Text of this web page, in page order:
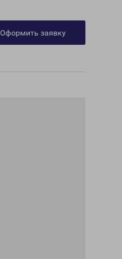
Оформить заявку